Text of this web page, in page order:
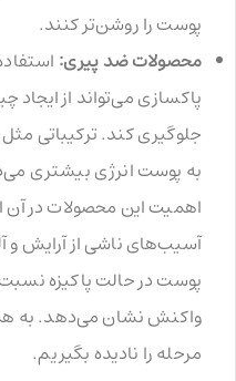
پوست را روشن‌تر کنند.
محصولات ضد پیری:
پاکسازی می‌تواند از
به پوست انرژی بیشتری
اهمیت این محصولات در آن
آسیب‌های ناشی از آرایش و
پوست در حالت پاکیزه
واکنش نشان می‌دهد. به
مرحله را نادیده بگیریم.